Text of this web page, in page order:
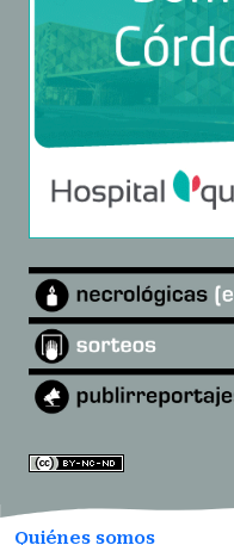
Quiénes somos